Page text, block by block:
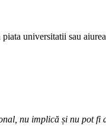
universitatii sau
nu implică și nu pot